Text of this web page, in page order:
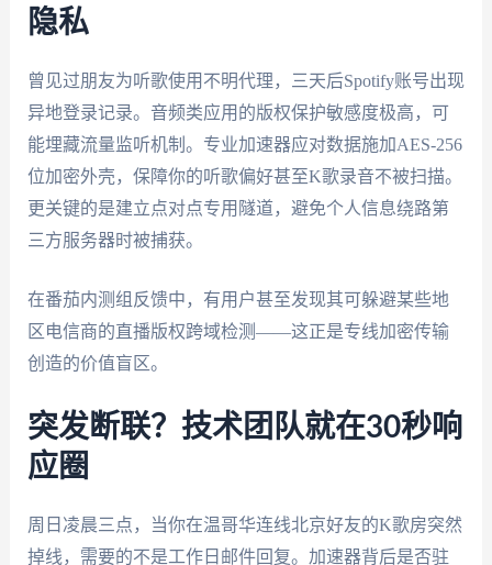
隐私
曾见过朋友为听歌使用不明代理，三天后Spotify账号出现
异地登录记录。音频类应用的版权保护敏感度极高，可
能埋藏流量监听机制。专业加速器应对数据施加AES-256
位加密外壳，保障你的听歌偏好甚至K歌录音不被扫描。
更关键的是建立点对点专用隧道，避免个人信息绕路第
三方服务器时被捕获。
在番茄内测组反馈中，有用户甚至发现其可躲避某些地
区电信商的直播版权跨域检测——这正是专线加密传输
创造的价值盲区。
突发断联？技术团队就在30秒响
应圈
周日凌晨三点，当你在温哥华连线北京好友的K歌房突然
掉线，需要的不是工作日邮件回复。加速器背后是否驻